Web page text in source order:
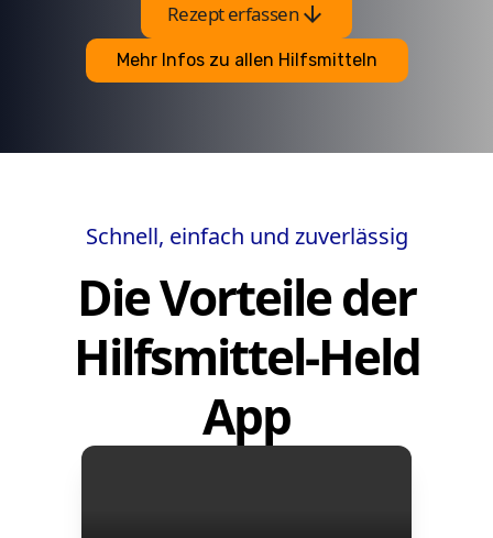
Rezept erfassenarrow_downward
Mehr Infos zu allen Hilfsmitteln
Schnell, einfach und zuverlässig
Die Vorteile der
Hilfsmittel-Held
App